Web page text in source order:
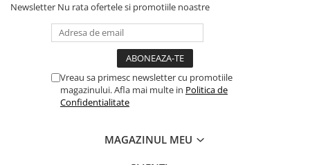
Newsletter Nu rata ofertele si promotiile noastre
Vreau sa primesc newsletter cu promotiile
magazinului. Afla mai multe in Politica de
Confidentialitate
MAGAZINUL MEU